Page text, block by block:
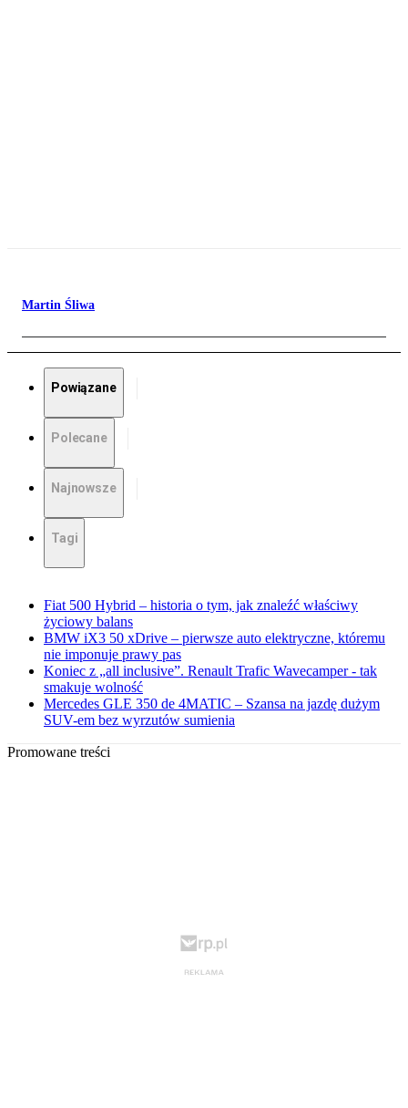
Martin Śliwa
Powiązane
Polecane
Najnowsze
Tagi
Fiat 500 Hybrid – historia o tym, jak znaleźć właściwy
życiowy balans
BMW iX3 50 xDrive – pierwsze auto elektryczne, któremu
nie imponuje prawy pas
Koniec z „all inclusive”. Renault Trafic Wavecamper - tak
smakuje wolność
Mercedes GLE 350 de 4MATIC – Szansa na jazdę dużym
SUV-em bez wyrzutów sumienia
Promowane treści